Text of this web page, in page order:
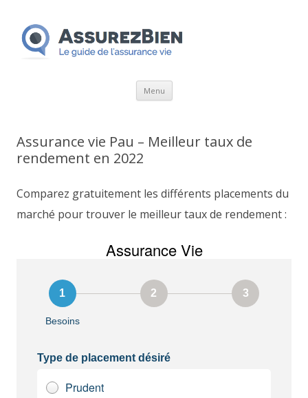
Menu Aller
Assurance vie Pau – Meilleur taux de
rendement en 2022
Comparez gratuitement les différents placements du
marché pour trouver le meilleur taux de rendement :